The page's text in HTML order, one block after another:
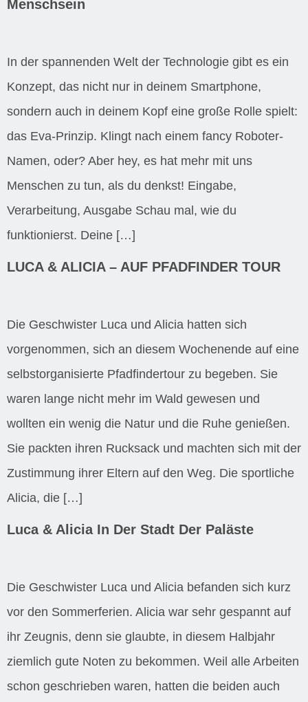
Menschsein
In der spannenden Welt der Technologie gibt es ein
Konzept, das nicht nur in deinem Smartphone,
sondern auch in deinem Kopf eine große Rolle spielt:
das Eva-Prinzip. Klingt nach einem fancy Roboter-
Namen, oder? Aber hey, es hat mehr mit uns
Menschen zu tun, als du denkst! Eingabe,
Verarbeitung, Ausgabe Schau mal, wie du
funktionierst. Deine […]
LUCA & ALICIA – AUF PFADFINDER TOUR
Die Geschwister Luca und Alicia hatten sich
vorgenommen, sich an diesem Wochenende auf eine
selbstorganisierte Pfadfindertour zu begeben. Sie
waren lange nicht mehr im Wald gewesen und
wollten ein wenig die Natur und die Ruhe genießen.
Sie packten ihren Rucksack und machten sich mit der
Zustimmung ihrer Eltern auf den Weg. Die sportliche
Alicia, die […]
Luca & Alicia In Der Stadt Der Paläste
Die Geschwister Luca und Alicia befanden sich kurz
vor den Sommerferien. Alicia war sehr gespannt auf
ihr Zeugnis, denn sie glaubte, in diesem Halbjahr
ziemlich gute Noten zu bekommen. Weil alle Arbeiten
schon geschrieben waren, hatten die beiden auch